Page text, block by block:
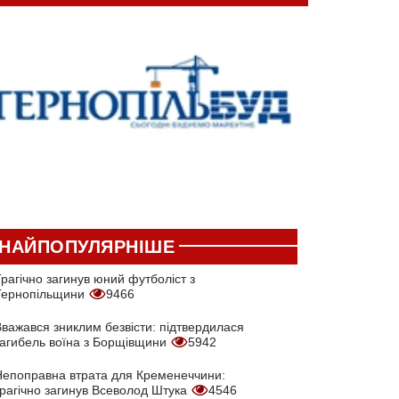
загинув юний футболіст з
9466
зниклим безвісти: підтвердилася
воїна з Борщівщини
5942
втрата для Кременеччини:
загинув Всеволод Штука
4546